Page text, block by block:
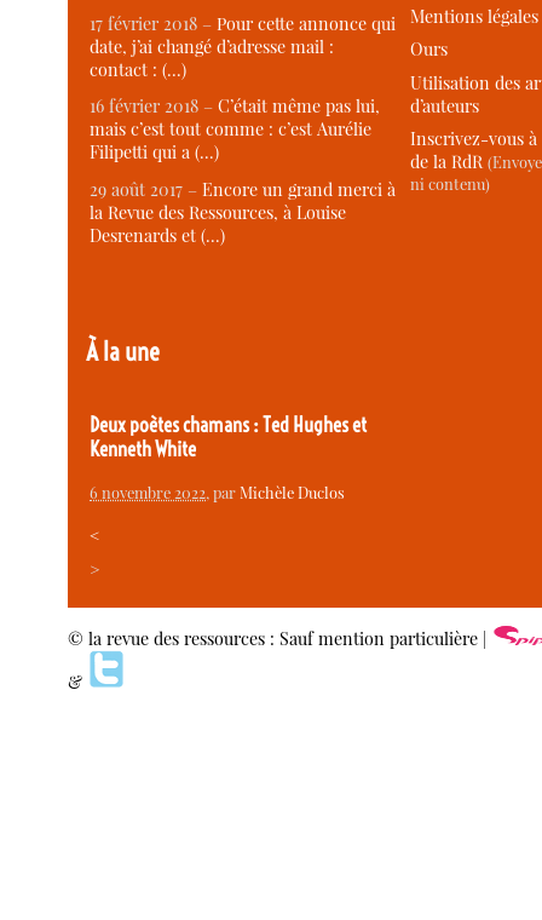
17 février 2018 –Pour cette annonce qui
date, j’ai changé d’adresse mail :
contact : (…)
16 février 2018 –C’était même pas lui,
mais c’est tout comme : c’est Aurélie
Filipetti qui a (…)
29 août 2017 –Encore un grand merci à
la Revue des Ressources, à Louise
Desrenards et (…)
À la une
Deux poètes chamans : Ted Hughes et
Kenneth White
6 novembre 2022, parMichèle Duclos
<
>
Mentions légales
Ours
Utilisation des
d’auteurs
Inscrivez-vous
de la RdR
ni contenu)
© la revue des ressources : Sauf mention particulière |
&